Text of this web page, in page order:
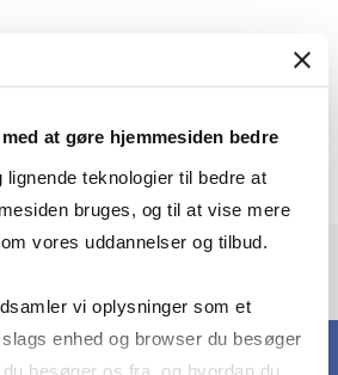
at gøre hjemmesiden bedre
teknologier til bedre at
bruges, og til at vise mere
vores uddannelser og tilbud.
vi oplysninger som et
enhed og browser du besøger
besøger os fra, og hvordan du